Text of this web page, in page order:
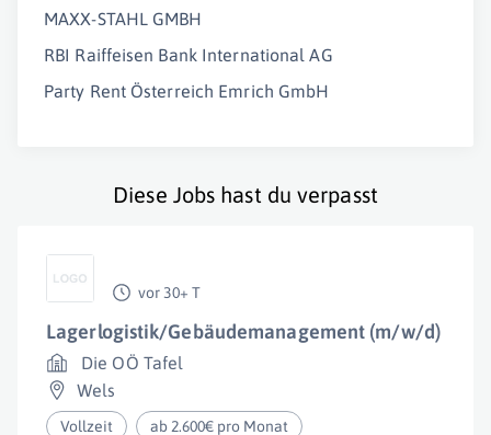
MAXX-STAHL GMBH
RBI Raiffeisen Bank International AG
Party Rent Österreich Emrich GmbH
Diese Jobs hast du verpasst
vor 30+ T
Lagerlogistik/Gebäudemanagement (m/w/d)
Die OÖ Tafel
Wels
Vollzeit ab 2.600€ pro Monat